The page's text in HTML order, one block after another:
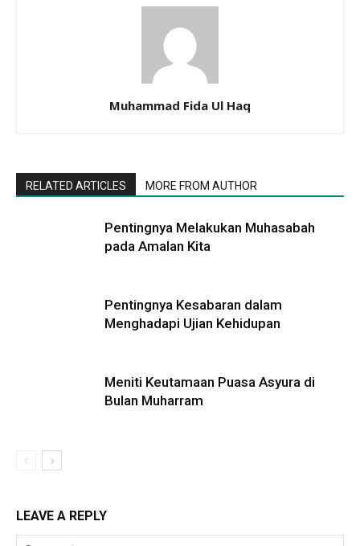
Muhammad Fida Ul Haq
RELATED ARTICLES MORE FROM AUTHOR
Pentingnya Melakukan Muhasabah
pada Amalan Kita
Pentingnya Kesabaran dalam
Menghadapi Ujian Kehidupan
Meniti Keutamaan Puasa Asyura di
Bulan Muharram
LEAVE A REPLY